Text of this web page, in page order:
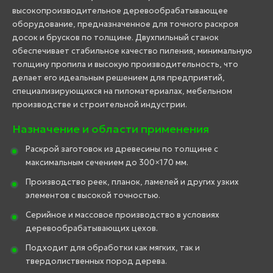
высокопроизводительное деревообрабатывающее
оборудование, предназначенное для точного раскроя
досок и брусков по толщине. Двухпильный станок
обеспечивает стабильное качество пиления, минимальную
толщину пропила и высокую производительность, что
делает его идеальным решением для предприятий,
специализирующихся на пиломатериалах, мебельном
производстве и строительной индустрии.
Назначение и области применения
Раскрой заготовок из древесины по толщине с
максимальным сечением до 300×170 мм.
Производство реек, планок, ламелей и других узких
элементов с высокой точностью.
Серийное и массовое производство в условиях
деревообрабатывающих цехов.
Подходит для обработки как мягких, так и
твердолиственных пород дерева.